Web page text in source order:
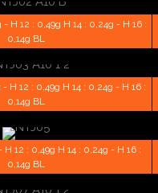
H 12 : 0,49g H 14 : 0,24g - H 16 :
0,14g BL
H 12 : 0,49g H 14 : 0,24g - H 16 :
0,14g BL
12 : 0,49g H 14 : 0,24g - H 16 :
0,14g BL